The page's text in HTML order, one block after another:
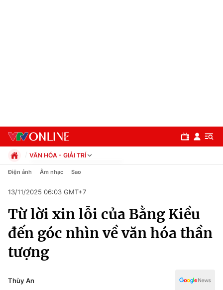
Chuyên mục
Chính trị
Xã hội
Pháp luật
VĂN HÓA - GIẢI TRÍ
Chính trị
Pháp luật
Kinh tế
Thể thao
Truyền hình
Văn hóa - Giải trí
Y tế
Điện ảnh Âm nhạc Sao
13/11/2025 06:03 GMT+7
Từ lời xin lỗi của Bằng Kiều
đến góc nhìn về văn hóa thần
tượng
Thùy An